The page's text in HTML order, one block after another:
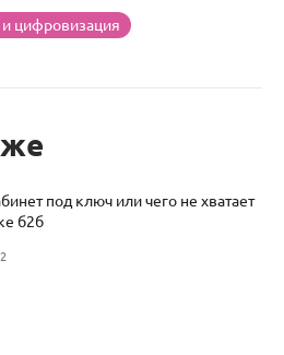
и цифровизация
под ключ или чего не хватает
б2б